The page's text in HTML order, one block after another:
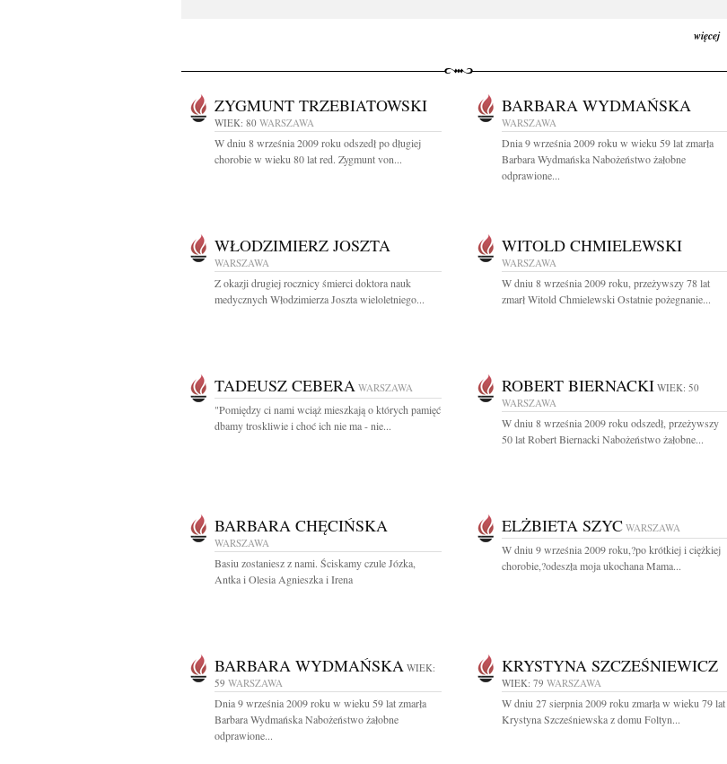
więcej
ZYGMUNT TRZEBIATOWSKI
WIEK: 80 WARSZAWA
W dniu 8 września 2009 roku odszedł po długiej
chorobie w wieku 80 lat red. Zygmunt von...
BARBARA WYDMAŃSKA
WARSZAWA
Dnia 9 września 2009 roku w wieku 59 lat zmarła
Barbara Wydmańska Nabożeństwo żałobne
odprawione...
WŁODZIMIERZ JOSZTA
WARSZAWA
Z okazji drugiej rocznicy śmierci doktora nauk
medycznych Włodzimierza Joszta wieloletniego...
WITOLD CHMIELEWSKI
WARSZAWA
W dniu 8 września 2009 roku, przeżywszy 78 lat
zmarł Witold Chmielewski Ostatnie pożegnanie...
TADEUSZ CEBERA WARSZAWA
"Pomiędzy ci nami wciąż mieszkają o których pamięć
dbamy troskliwie i choć ich nie ma - nie...
ROBERT BIERNACKI WIEK: 50
WARSZAWA
W dniu 8 września 2009 roku odszedł, przeżywszy
50 lat Robert Biernacki Nabożeństwo żałobne...
BARBARA CHĘCIŃSKA
WARSZAWA
Basiu zostaniesz z nami. Ściskamy czule Józka,
Antka i Olesia Agnieszka i Irena
ELŻBIETA SZYC WARSZAWA
W dniu 9 września 2009 roku,?po krótkiej i ciężkiej
chorobie,?odeszła moja ukochana Mama...
BARBARA WYDMAŃSKA WIEK:
59 WARSZAWA
Dnia 9 września 2009 roku w wieku 59 lat zmarła
Barbara Wydmańska Nabożeństwo żałobne
odprawione...
KRYSTYNA SZCZEŚNIEWICZ
WIEK: 79 WARSZAWA
W dniu 27 sierpnia 2009 roku zmarła w wieku 79 lat
Krystyna Szcześniewska z domu Foltyn...